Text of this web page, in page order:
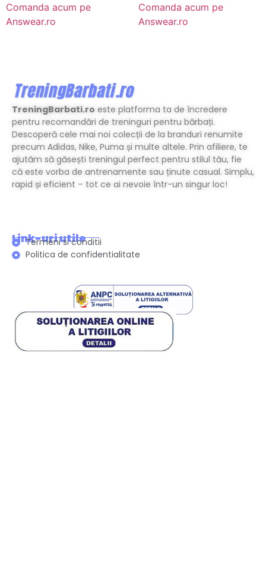
Comanda acum pe
Answear.ro
Comanda acum pe
Answear.ro
TreningBarbati.ro este platforma ta de încredere
pentru recomandări de treninguri pentru bărbați.
Descoperă cele mai noi colecții de la branduri renumite
precum Adidas, Nike, Puma și multe altele. Prin afiliere, te
ajutăm să găsești treningul perfect pentru stilul tău, fie
că este vorba de antrenamente sau ținute casual. Simplu,
rapid și eficient – tot ce ai nevoie într-un singur loc!
Link-uri utile
Termeni si conditii
Politica de confidentialitate